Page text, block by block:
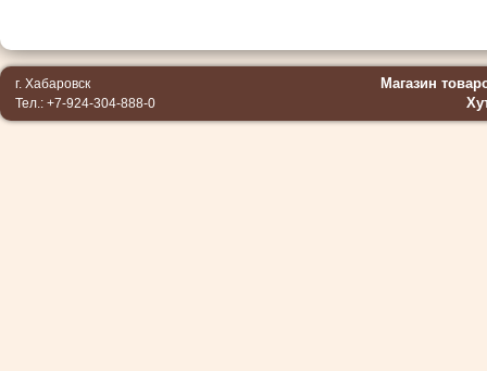
г. Хабаровск
Тел.: +7-924-304-888-0
Магазин